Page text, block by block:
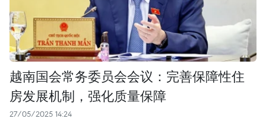
越南国会常务委员会会议：完善保障性住
房发展机制，强化质量保障
27/05/2025 14:24